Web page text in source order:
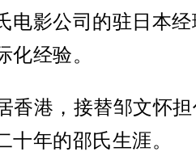
电影公司的驻日本
化经验。
香港，接替邹文怀
十年的邵氏生涯。